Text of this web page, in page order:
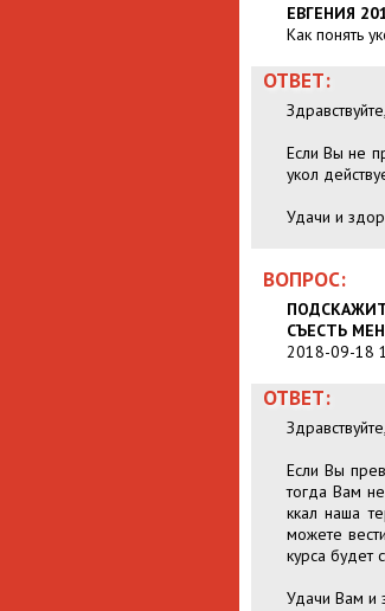
ЕВГЕНИЯ
Как понять
ОТВЕТ:
Если Вы не
укол
Удачи и
ВОПРОС:
СЪЕСТЬ
2018-09-18
ОТВЕТ:
Если Вы
тогда Вам
ккал наша
можете
курса будет
Удачи Вам и